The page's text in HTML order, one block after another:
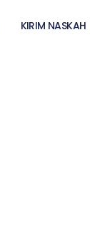
KIRIM NASKAH